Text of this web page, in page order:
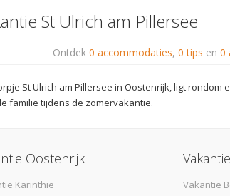
St Ulrich am Pillersee
Ontdek 0 accommodaties, 0 tips en 0
St Ulrich am Pillersee in Oostenrijk, ligt rondom
familie tijdens de zomervakantie.
Oostenrijk
Karinthie
Vakantie